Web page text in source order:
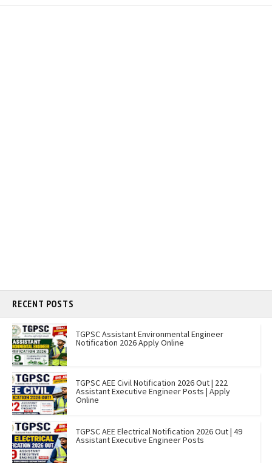
RECENT POSTS
TGPSC Assistant Environmental Engineer
Notification 2026 Apply Online
TGPSC AEE Civil Notification 2026 Out | 222
Assistant Executive Engineer Posts | Apply
Online
TGPSC AEE Electrical Notification 2026 Out | 49
Assistant Executive Engineer Posts